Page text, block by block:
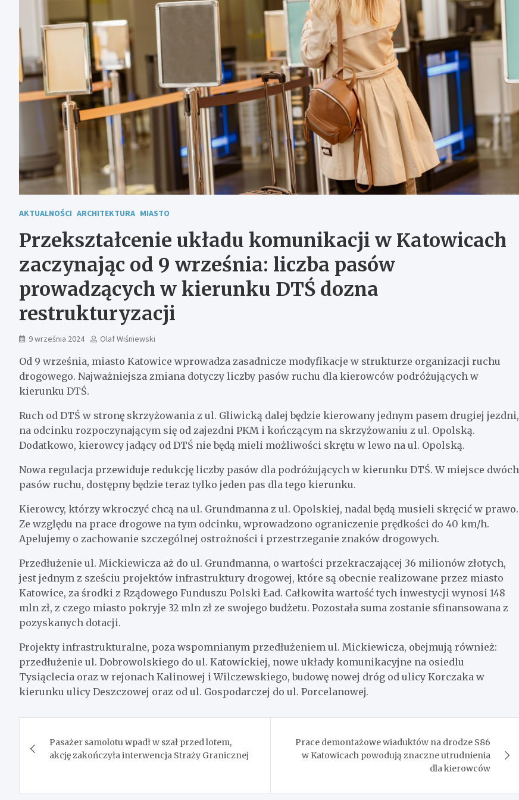
AKTUALNOŚCI ARCHITEKTURA MIASTO
Przekształcenie układu komunikacji w Katowicach
zaczynając od 9 września: liczba pasów
prowadzących w kierunku DTŚ dozna
restrukturyzacji
9 września 2024 Olaf Wiśniewski
Od 9 września, miasto Katowice wprowadza zasadnicze modyfikacje w strukturze organizacji ruchu
drogowego. Najważniejsza zmiana dotyczy liczby pasów ruchu dla kierowców podróżujących w
kierunku DTŚ.
Ruch od DTŚ w stronę skrzyżowania z ul. Gliwicką dalej będzie kierowany jednym pasem drugiej jezdni,
na odcinku rozpoczynającym się od zajezdni PKM i kończącym na skrzyżowaniu z ul. Opolską.
Dodatkowo, kierowcy jadący od DTŚ nie będą mieli możliwości skrętu w lewo na ul. Opolską.
Nowa regulacja przewiduje redukcję liczby pasów dla podróżujących w kierunku DTŚ. W miejsce dwóch
pasów ruchu, dostępny będzie teraz tylko jeden pas dla tego kierunku.
Kierowcy, którzy wkroczyć chcą na ul. Grundmanna z ul. Opolskiej, nadal będą musieli skręcić w prawo.
Ze względu na prace drogowe na tym odcinku, wprowadzono ograniczenie prędkości do 40 km/h.
Apelujemy o zachowanie szczególnej ostrożności i przestrzeganie znaków drogowych.
Przedłużenie ul. Mickiewicza aż do ul. Grundmanna, o wartości przekraczającej 36 milionów złotych,
jest jednym z sześciu projektów infrastruktury drogowej, które są obecnie realizowane przez miasto
Katowice, za środki z Rządowego Funduszu Polski Ład. Całkowita wartość tych inwestycji wynosi 148
mln zł, z czego miasto pokryje 32 mln zł ze swojego budżetu. Pozostała suma zostanie sfinansowana z
pozyskanych dotacji.
Projekty infrastrukturalne, poza wspomnianym przedłużeniem ul. Mickiewicza, obejmują również:
przedłużenie ul. Dobrowolskiego do ul. Katowickiej, nowe układy komunikacyjne na osiedlu
Tysiąclecia oraz w rejonach Kalinowej i Wilczewskiego, budowę nowej dróg od ulicy Korczaka w
kierunku ulicy Deszczowej oraz od ul. Gospodarczej do ul. Porcelanowej.
wpisu
Pasażer samolotu wpadł w szał przed lotem,
akcję zakończyła interwencja Straży Granicznej
Prace demontażowe wiaduktów na drodze S86
w Katowicach powodują znaczne utrudnienia
dla kierowców